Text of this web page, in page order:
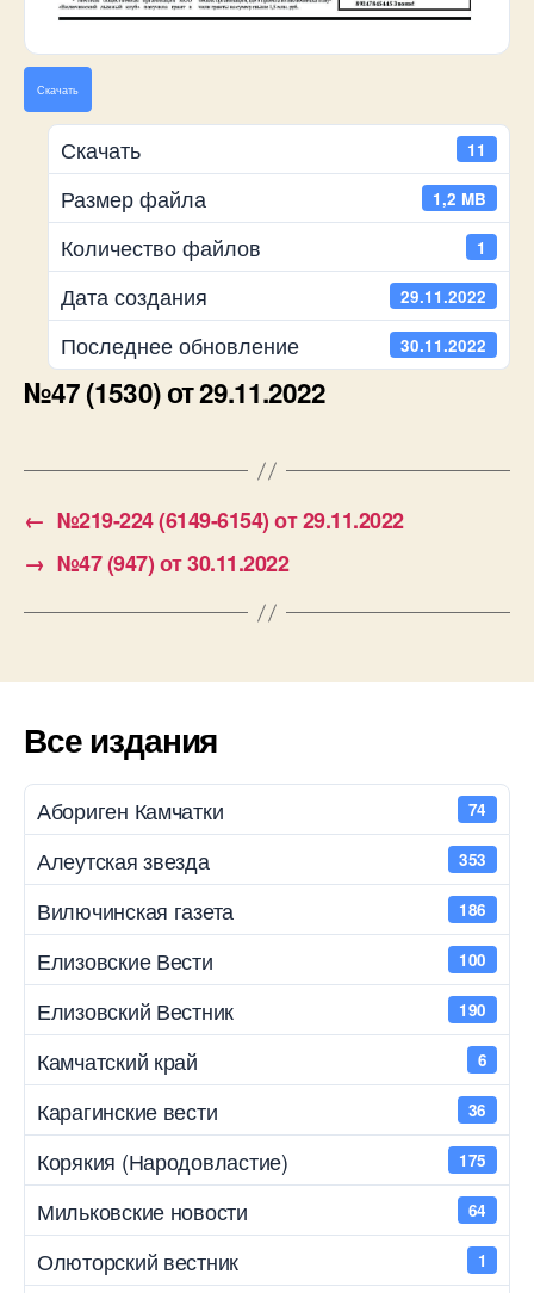
Скачать
Скачать 11
Размер файла 1,2 MB
Количество файлов 1
Дата создания 29.11.2022
Последнее обновление 30.11.2022
№47 (1530) от 29.11.2022
← №219-224 (6149-6154) от 29.11.2022
→ №47 (947) от 30.11.2022
Все издания
Абориген Камчатки 74
Алеутская звезда 353
Вилючинская газета 186
Елизовские Вести 100
Елизовский Вестник 190
Камчатский край 6
Карагинские вести 36
Корякия (Народовластие) 175
Мильковские новости 64
Олюторский вестник 1